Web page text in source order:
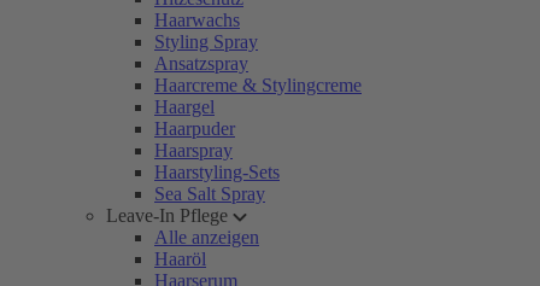
Haarwachs
Styling Spray
Ansatzspray
Haarcreme & Stylingcreme
Haargel
Haarpuder
Haarspray
Haarstyling-Sets
Sea Salt Spray
Leave-In Pflege
Alle anzeigen
Haaröl
Haarserum